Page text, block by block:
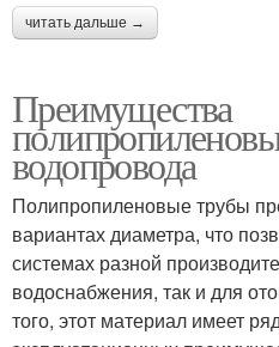
читать дальше →
Преимущества
водопровода
Полипропиленовые трубы
вариантах диаметра, что
системах разной
водоснабжения, так и для
того, этот материал имеет